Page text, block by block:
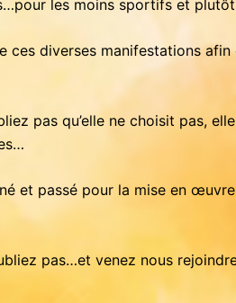
les moins sportifs et
diverses manifestations
pas qu’elle ne choisit pas,
et passé pour la mise en
pas…et venez nous